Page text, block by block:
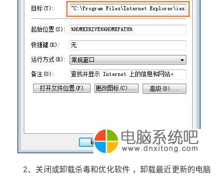
2、关闭或卸载杀毒和优化软件 ，卸载最近更新的电脑